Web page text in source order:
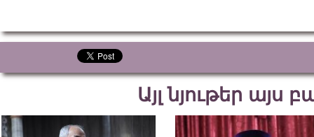
Այլ նյութեր այս